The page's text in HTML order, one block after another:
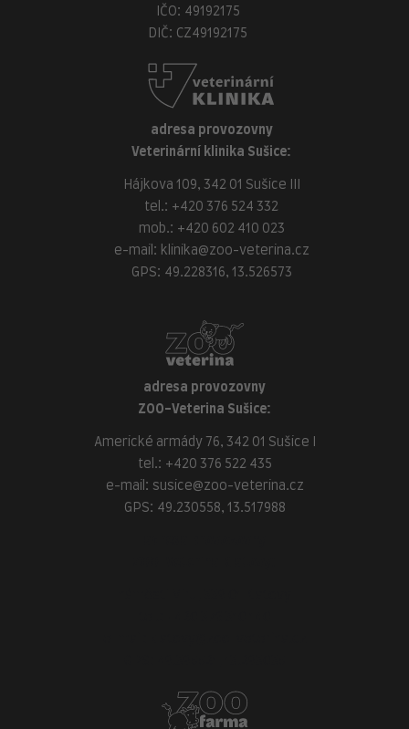
IČO: 49192175
DIČ: CZ49192175
adresa provozovny
Veterinární klinika Sušice:
Hájkova 109, 342 01 Sušice III
tel.: +420 376 524 332
mob.: +420 602 410 023
e-mail: klinika@zoo-veterina.cz
GPS: 49.228316, 13.526573
adresa provozovny
ZOO-Veterina Sušice:
Americké armády 76, 342 01 Sušice I
tel.: +420 376 522 435
e-mail: susice@zoo-veterina.cz
GPS: 49.230558, 13.517988